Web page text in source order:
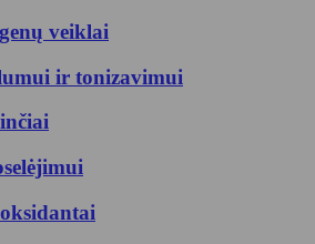
veiklai
ir tonizavimui